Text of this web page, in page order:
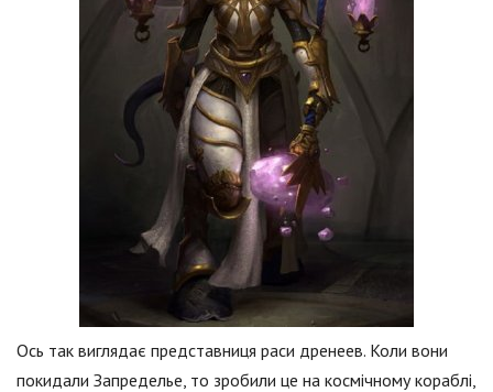
Ось так виглядає представниця раси дренеев. Коли вони
покидали Запределье, то зробили це на космічному кораблі,